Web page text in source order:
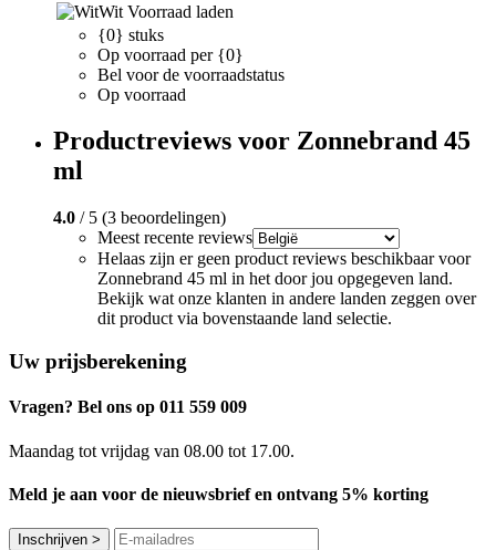
Wit Voorraad laden
{0} stuks
Op voorraad per {0}
Bel voor de voorraadstatus
Op voorraad
Productreviews voor Zonnebrand 45
ml
4.0 / 5 (3 beoordelingen)
Meest recente reviews
Helaas zijn er geen product reviews beschikbaar voor
Zonnebrand 45 ml in het door jou opgegeven land.
Bekijk wat onze klanten in andere landen zeggen over
dit product via bovenstaande land selectie.
Uw prijsberekening
Vragen? Bel ons op 011 559 009
Maandag tot vrijdag van 08.00 tot 17.00.
Meld je aan voor de nieuwsbrief en ontvang 5% korting
Inschrijven >